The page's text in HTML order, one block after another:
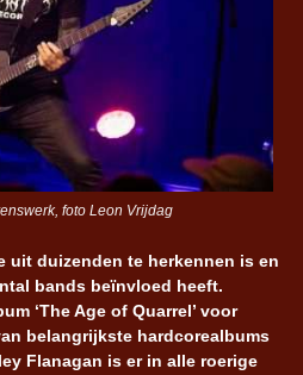
foto Leon Vrijdag
uit duizenden te herkennen is en
bands beïnvloed heeft.
‘The Age of Quarrel’ voor
belangrijkste hardcorealbums
Flanagan is er in alle roerige